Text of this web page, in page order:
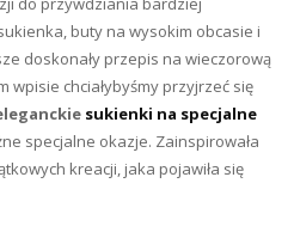
buty na wysokim obcasie i
doskonały przepis na wieczorową
wpisie chciałybyśmy przyjrzeć się
sukienki na specjalne
specjalne okazje. Zainspirowała
kreacji, jaka pojawiła się